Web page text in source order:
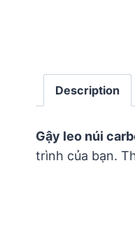
Description
Gậy leo núi
trình của bạn.